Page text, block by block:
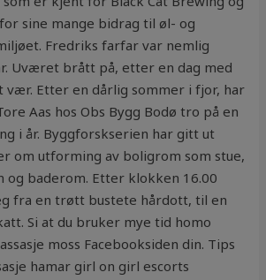
sine mange bidrag til øl- og
Fredriks farfar var nemlig
Uværet brått på, etter en dag med
vær. Etter en dårlig sommer i fjor, har
Aas hos Obs Bygg Bodø tro på en
i år. Byggforskserien har gitt ut
om utforming av boligrom som stue,
og baderom. Etter klokken 16.00
fra en trøtt bustete hårdott, til en
Si at du bruker mye tid homo
moss Facebooksiden din. Tips
hamar girl on girl escorts